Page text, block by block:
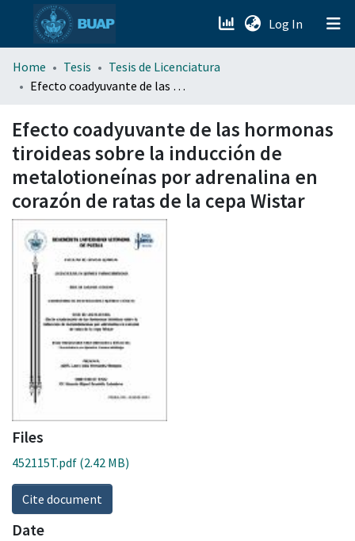
Log In (current)
menu.section.about_menu
Home Tesis
Tesis de Licenciatura
Efecto coadyuvante de las hormonas tiroideas sobre la inducción de metalotioneínas por adrenalina en corazón de ratas de la cepa Wistar
Efecto coadyuvante de las hormonas
tiroideas sobre la inducción de
metalotioneínas por adrenalina en
corazón de ratas de la cepa Wistar
Files
452115T.pdf (2.42 MB)
Cite document
Date